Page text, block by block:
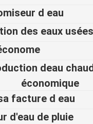
d eau
des eaux usées
deau
économique
facture d eau
d'eau de pluie